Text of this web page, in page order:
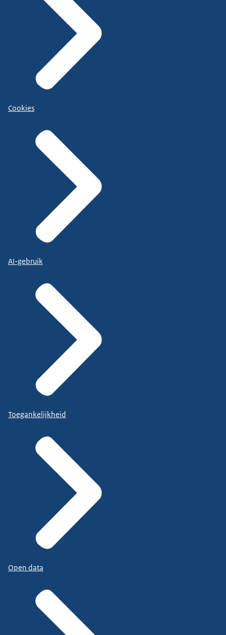
Cookies
AI-gebruik
Toegankelijkheid
Open data